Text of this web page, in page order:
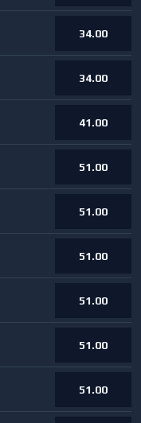
34.00
34.00
41.00
51.00
51.00
51.00
51.00
51.00
51.00